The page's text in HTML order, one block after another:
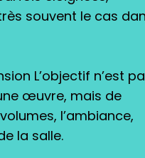
souvent le cas
L’objectif n’est
œuvre, mais de
l’ambiance,
la salle.